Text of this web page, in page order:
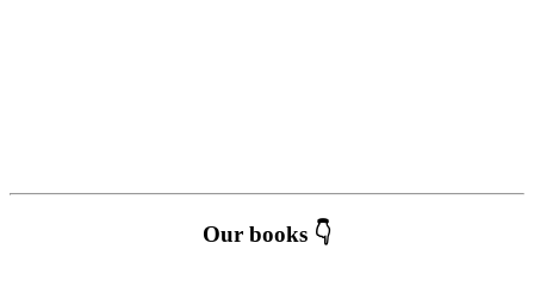
Our books 👇